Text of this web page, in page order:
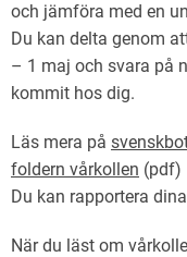
och jämföra med en
Du kan delta genom
– 1 maj och svara på
kommit hos dig.
Läs mera på
foldern vårkollen (pdf)
Du kan rapportera
När du läst om